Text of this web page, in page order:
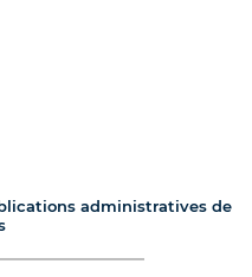
administratives de